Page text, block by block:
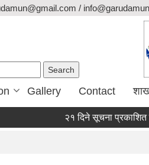
/
Gallery Contact
२१ दिने सूचना प्रकाशित